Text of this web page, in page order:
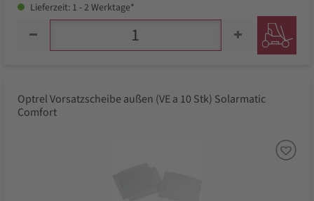
Lieferzeit: 1 - 2 Werktage*
Optrel Vorsatzscheibe außen (VE a 10 Stk) Solarmatic
Comfort